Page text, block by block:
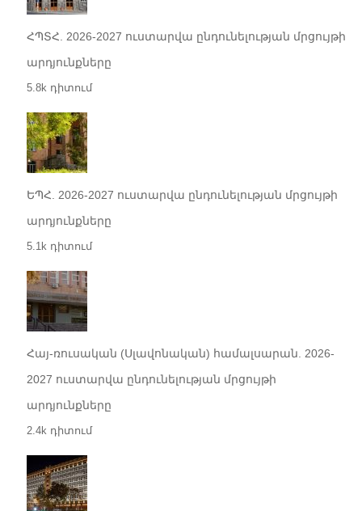
ՀՊՏՀ. 2026-2027 ուստարվա ընդունելության մրցույթի
արդյունքները
5.8k դիտում
ԵՊՀ. 2026-2027 ուստարվա ընդունելության մրցույթի
արդյունքները
5.1k դիտում
Հայ-ռուսական (Սլավոնական) համալսարան. 2026-
2027 ուստարվա ընդունելության մրցույթի
արդյունքները
2.4k դիտում